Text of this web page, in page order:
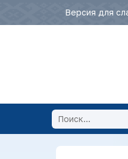
Версия для